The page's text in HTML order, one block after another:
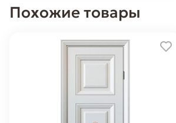
Похожие товары